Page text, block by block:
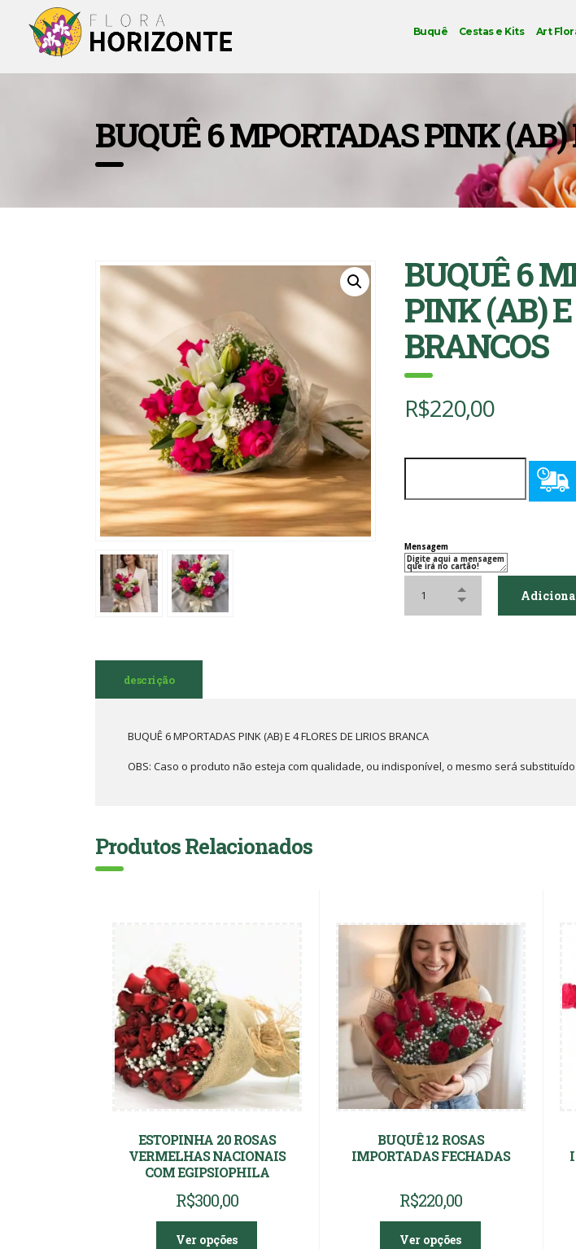
Buquê Cestas e Kits Art
BUQUÊ 6 MPORTADAS PINK (AB)
BUQUÊ 6
PINK (AB)
BRANCOS
R$220,00
Mensagem
descrição
BUQUÊ 6 MPORTADAS PINK (AB) E 4 FLORES DE LIRIOS BRANCA
OBS: Caso o produto não esteja com qualidade, ou indisponível, o mesmo será
Produtos Relacionados
ESTOPINHA 20 ROSAS
VERMELHAS NACIONAIS
COM EGIPSIOPHILA
R$300,00
Ver opções
BUQUÊ 12 ROSAS
IMPORTADAS FECHADAS
R$220,00
Ver opções